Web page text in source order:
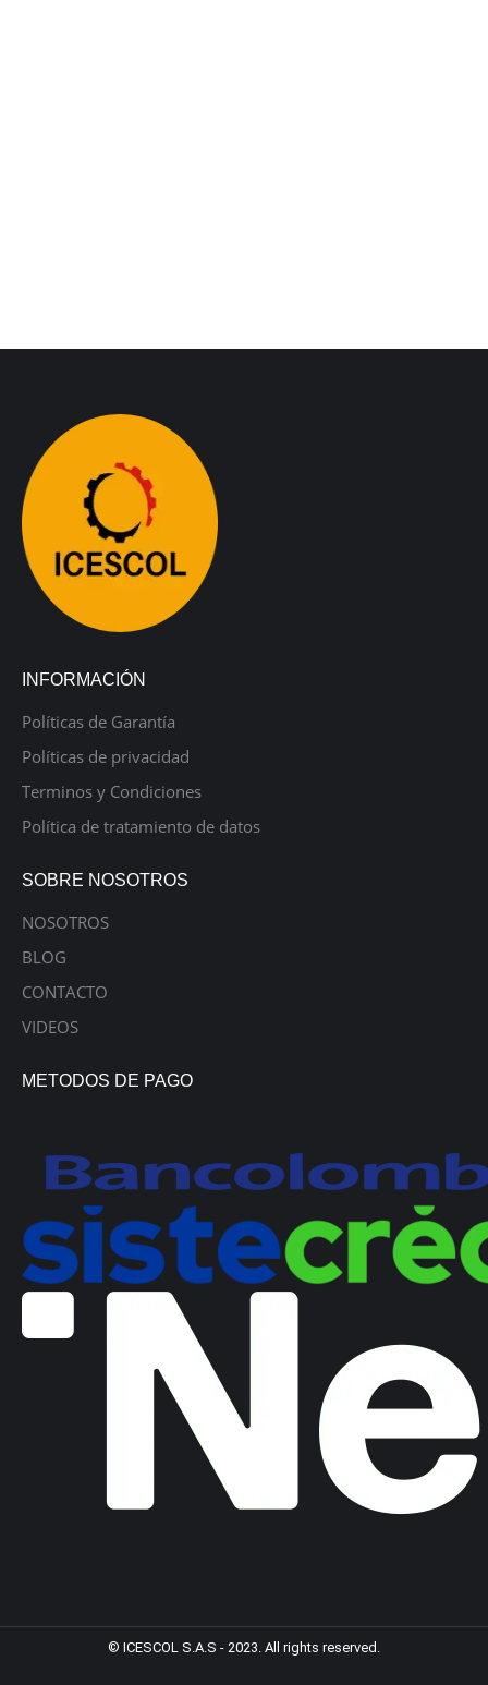
INFORMACIÓN
Políticas de Garantía
Políticas de privacidad
Terminos y Condiciones
Política de tratamiento de datos
SOBRE NOSOTROS
NOSOTROS
BLOG
CONTACTO
VIDEOS
METODOS DE PAGO
© ICESCOL S.A.S - 2023. All rights reserved.